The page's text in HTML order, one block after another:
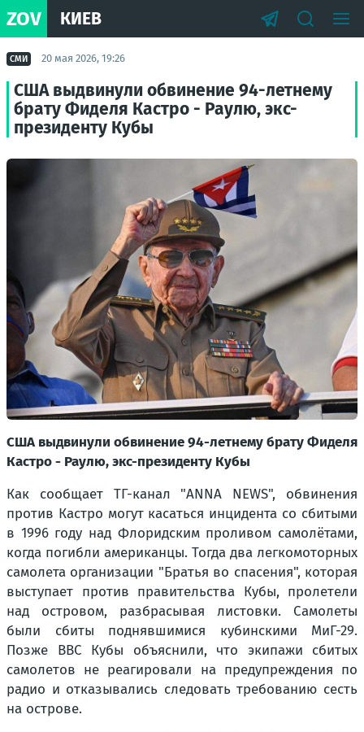
ZOV КИЕВ
СМИ 20 мая 2026, 19:26
США выдвинули обвинение 94-летнему
брату Фиделя Кастро - Раулю, экс-
президенту Кубы
США выдвинули обвинение 94-летнему брату Фиделя
Кастро - Раулю, экс-президенту Кубы
Как сообщает ТГ-канал "ANNA NEWS", обвинения
против Кастро могут касаться инцидента со сбитыми
в 1996 году над Флоридским проливом самолётами,
когда погибли американцы. Тогда два легкомоторных
самолета организации "Братья во спасения", которая
выступает против правительства Кубы, пролетели
над островом, разбрасывая листовки. Самолеты
были сбиты поднявшимися кубинскими МиГ-29.
Позже ВВС Кубы объяснили, что экипажи сбитых
самолетов не реагировали на предупреждения по
радио и отказывались следовать требованию сесть
на острове.